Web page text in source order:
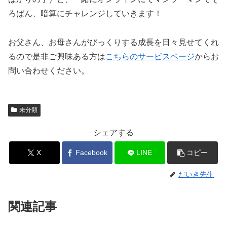
ろばん、暗算にチャレンジしていきます！
お父さん、お母さんがびっくりする成長を日々見せてくれ
るので是非ご興味ある方はこちらのサービスページからお
問い合わせください。
未分類
シェアする
X Facebook LINE コピー
だいき先生
関連記事